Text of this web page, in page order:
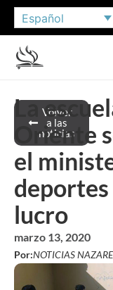
Español
Volver
a las
noticias
La
Oriente
el
deportes
lucro
marzo 13, 2020
Por:NOTICIAS